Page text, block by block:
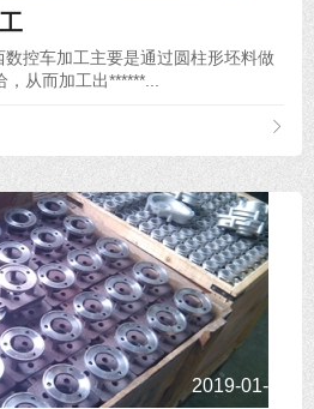
控车加工主要是通过圆柱形坯料做
从而加工出******...
2019-01-23